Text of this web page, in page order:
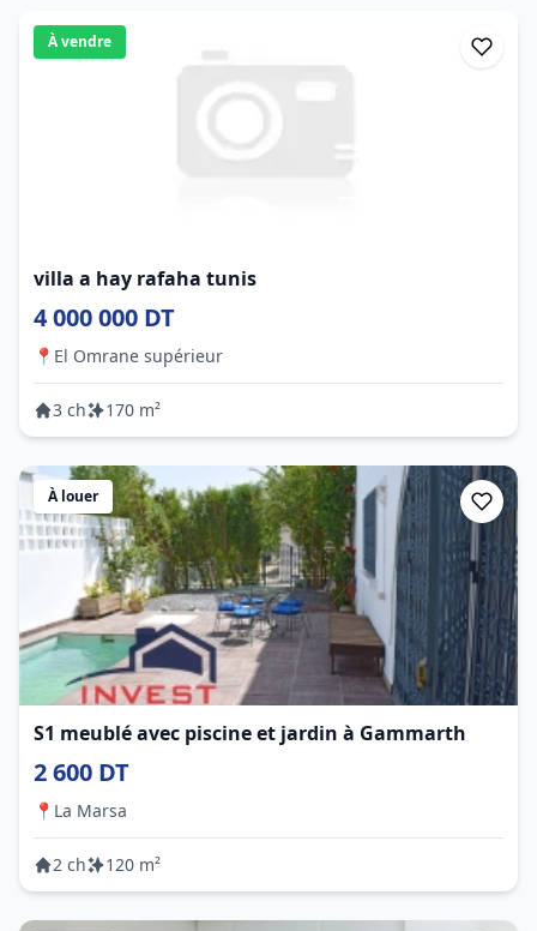
À vendre
villa a hay rafaha tunis
4 000 000 DT
📍 El Omrane supérieur
3 ch 170 m²
À louer
S1 meublé avec piscine et jardin à Gammarth
2 600 DT
📍 La Marsa
2 ch 120 m²